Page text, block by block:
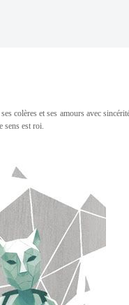
colères et ses amours avec
sens est roi.